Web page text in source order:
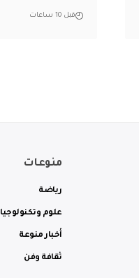
قبل 10 ساعات
منوعات
رياضة
علوم وتكنولوجيا
أخبار منوعة
ثقافة وفن